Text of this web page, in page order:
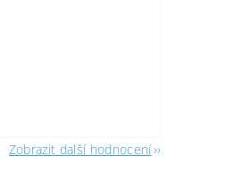
Zobrazit další hodnocení